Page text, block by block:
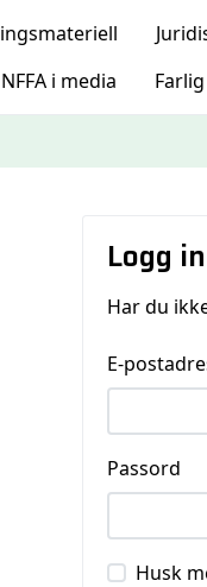
NFFA i media
Logg
Har du
E-
Passord
Husk